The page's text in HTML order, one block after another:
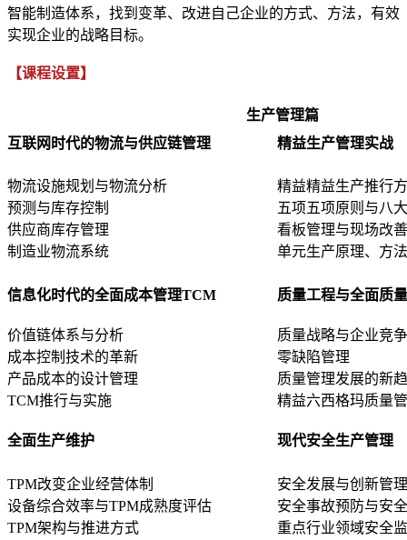
智能制造体系，找到变革、改进自己企业的方式、方法，有效
实现企业的战略目标。
【课程设置】
生产管理篇
互联网时代的物流与供应链管理
精益生产管理实战
物流设施规划与物流分析
预测与库存控制
供应商库存管理
制造业物流系统
精益精益生产推行
五项五项原则与八
看板管理与现场改善
单元生产原理、方
信息化时代的全面成本管理TCM 质量工程与全面质
价值链体系与分析
成本控制技术的革新
产品成本的设计管理
TCM推行与实施
质量战略与企业竞
零缺陷管理
质量管理发展的新
精益六西格玛质量
全面生产维护 现代安全生产管理
TPM改变企业经营体制
设备综合效率与TPM成熟度评估
TPM架构与推进方式
安全发展与创新管理
安全事故预防与安
重点行业领域安全